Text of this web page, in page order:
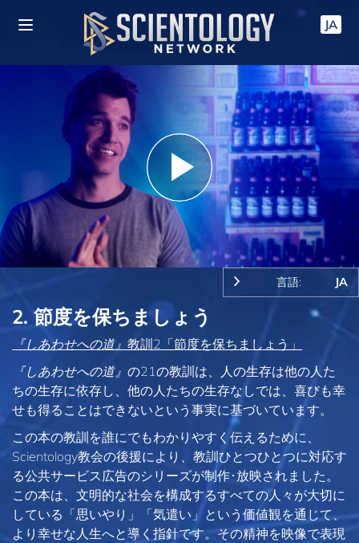
JA
Play
Video
言語: JA
2. 節度を保ちましょう
『しあわせへの道』 教訓2「節度を保ちましょう」
『しあわせへの道』 の21の教訓は、人の生存は他の人た
ちの生存に依存し、他の人たちの生存なしでは、喜びも幸
せも得ることはできないという事実に基づいています。
この本の教訓を誰にでもわかりやすく伝えるために、
Scientology教会の後援により、教訓ひとつひとつに対応す
る公共サービス広告のシリーズが制作･放映されました。
この本は、文明的な社会を構成するすべての人々が大切に
している「思いやり」「気遣い」という価値観を通じて、
より幸せな人生へと導く指針です。その精神を映像で表現